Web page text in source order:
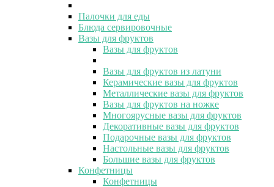
Палочки для еды
Блюда сервировочные
Вазы для фруктов
Вазы для фруктов
Вазы для фруктов из латуни
Керамические вазы для фруктов
Металлические вазы для фруктов
Вазы для фруктов на ножке
Многоярусные вазы для фруктов
Декоративные вазы для фруктов
Подарочные вазы для фруктов
Настольные вазы для фруктов
Большие вазы для фруктов
Конфетницы
Конфетницы